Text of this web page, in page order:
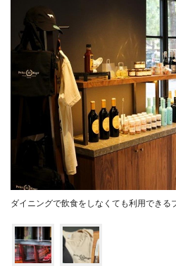
ダイニングで飲食をしなくても利用できる